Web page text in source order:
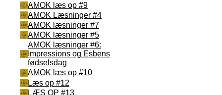
AMOK læs op #9
AMOK Læsninger #4
AMOK læsninger #7
AMOK læsninger #5
AMOK læsninger #6:
Impressions og Esbens
fødselsdag
AMOK læs op #10
Læs op #12
LÆS OP #13